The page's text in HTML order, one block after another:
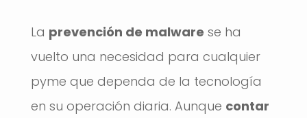
La prevención de malware se ha
vuelto una necesidad para cualquier
pyme que dependa de la tecnología
en su operación diaria. Aunque contar